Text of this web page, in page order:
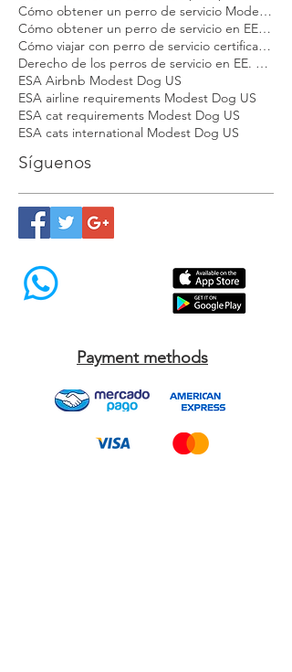
Cómo certificar un perro de servicio
Cómo obtener un certificado para perro de apoyo emocional
ESA Airbnb Modest Dog US
ESA airline requirements Modest Dog US
ESA cats international Modest Dog US
Síguenos
Payment methods